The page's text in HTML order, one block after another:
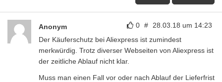
0 # 28.03.18 um 14:23
Anonym
Der Käuferschutz bei Aliexpress ist zumindest
merkwürdig. Trotz diverser Webseiten von Aliexpress ist
der zeitliche Ablauf nicht klar.
Muss man einen Fall vor oder nach Ablauf der Lieferfrist